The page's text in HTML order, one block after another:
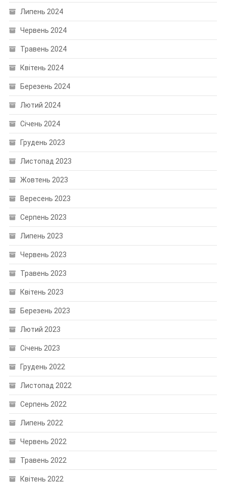
Липень 2024
Червень 2024
Травень 2024
Квітень 2024
Березень 2024
Лютий 2024
Січень 2024
Грудень 2023
Листопад 2023
Жовтень 2023
Вересень 2023
Серпень 2023
Липень 2023
Червень 2023
Травень 2023
Квітень 2023
Березень 2023
Лютий 2023
Січень 2023
Грудень 2022
Листопад 2022
Серпень 2022
Липень 2022
Червень 2022
Травень 2022
Квітень 2022